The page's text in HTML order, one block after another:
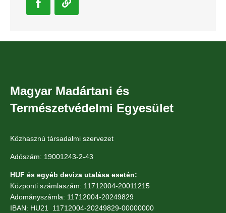
Magyar Madártani és
Természetvédelmi Egyesület
Közhasznú társadalmi szervezet
Adószám: 19001243-2-43
HUF és egyéb deviza utalása esetén:
Központi számlaszám: 11712004-20011215
Adományszámla: 11712004-20249829
IBAN: HU21 11712004-20249829-00000000